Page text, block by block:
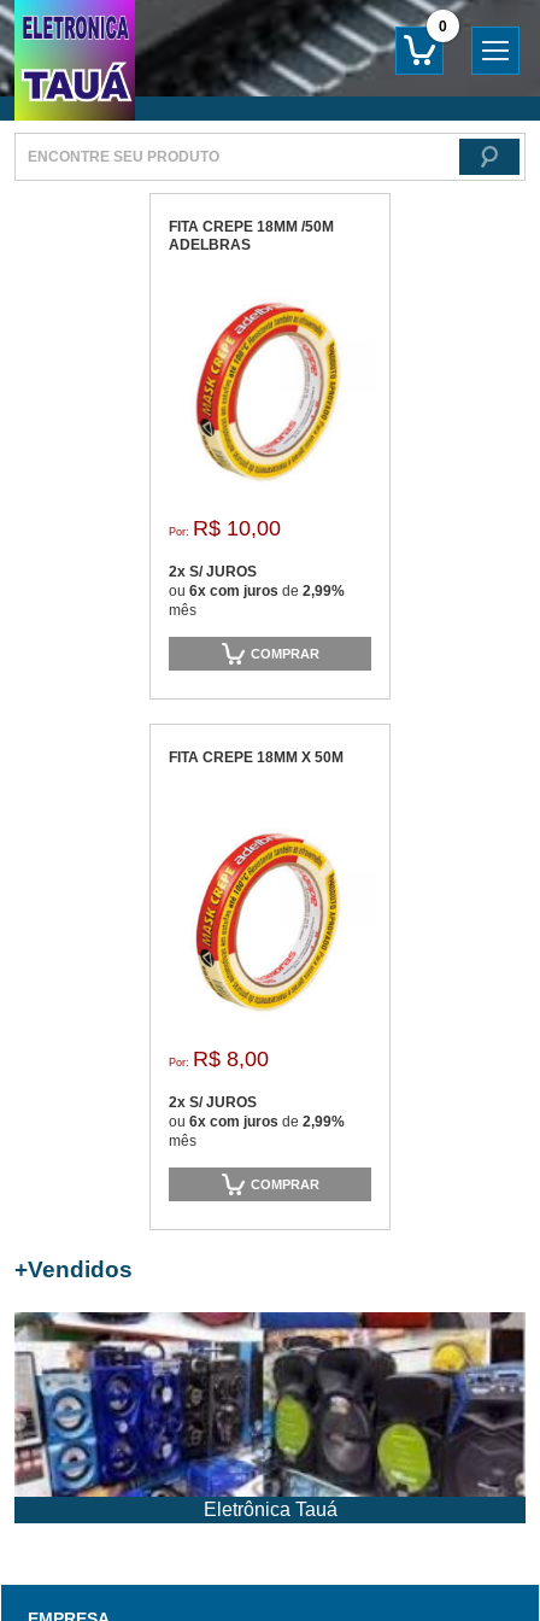
0
FITA CREPE 18MM /50M
ADELBRAS
Por: R$ 10,00
2x S/ JUROS
ou 6x com juros de 2,99%
mês
COMPRAR
FITA CREPE 18MM X 50M
Por: R$ 8,00
2x S/ JUROS
ou 6x com juros de 2,99%
mês
COMPRAR
+Vendidos
Eletrônica Tauá